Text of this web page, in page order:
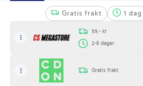
Gratis frakt 1 dag
59,- kr
2-6 dager
Gratis frakt